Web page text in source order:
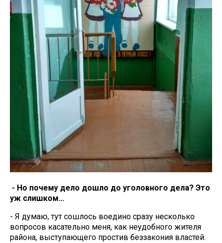
- Но почему дело дошло до уголовного дела? Это
уж слишком…
- Я думаю, тут сошлось воедино сразу несколько
вопросов касательно меня, как неудобного жителя
района, выступающего простив беззакония властей.